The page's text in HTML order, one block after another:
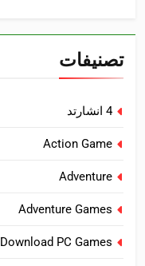
تصنيفات
4 انشارتد
Action Game
Adventure
Adventure Games
Download PC Games – تحميل العاب الويندوز